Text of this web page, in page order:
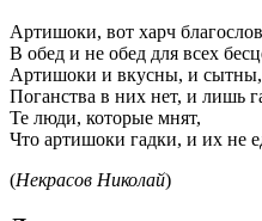
Артишоки, вот харч
В обед и не обед для всех
Артишоки и вкусны, и сытны,
Поганства в них нет, и лишь
Те люди, которые мнят,
Что артишоки гадки, и их не
(Некрасов Николай)